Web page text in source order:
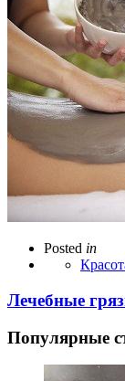
Posted in
Лечебные
Популярные